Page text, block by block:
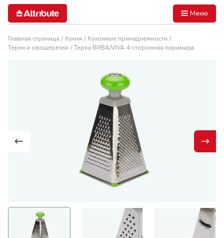
Меню
Главная страница Кухня
Кухонные принадлежности
Терки и овощерезки
Терка ВИВА/VIVA 4-сторонняя пирамида